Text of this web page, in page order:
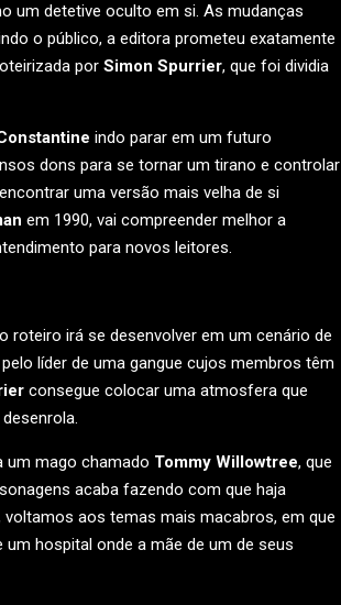
um detetive oculto em si. As mudanças
o público, a editora prometeu exatamente
por Simon Spurrier, que foi dividia
indo parar em um futuro
dons para se tornar um tirano e controlar
uma versão mais velha de si
em 1990, vai compreender melhor a
para novos leitores.
roteiro irá se desenvolver em um cenário de
líder de uma gangue cujos membros têm
consegue colocar uma atmosfera que
um mago chamado Tommy Willowtree, que
acaba fazendo com que haja
aos temas mais macabros, em que
hospital onde a mãe de um de seus